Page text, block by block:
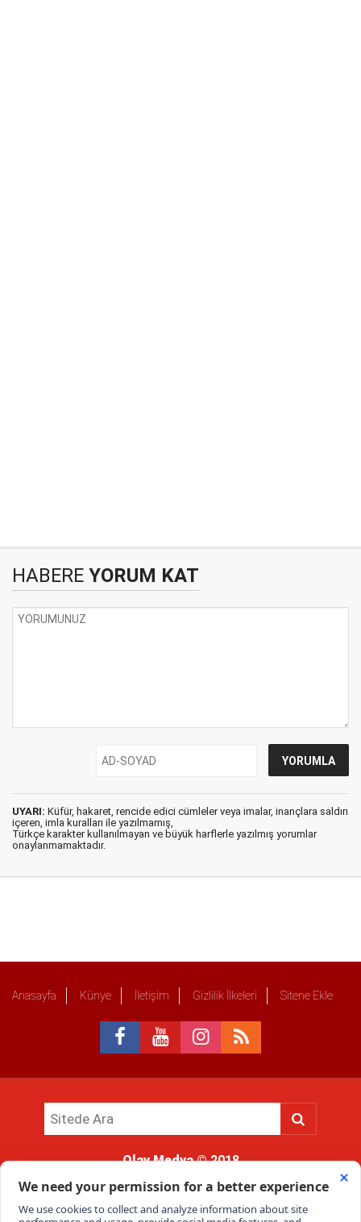
HABERE YORUM KAT
UYARI: Küfür, hakaret, rencide edici cümleler veya imalar, inançlara saldırı
içeren, imla kuralları ile yazılmamış,
Türkçe karakter kullanılmayan ve büyük harflerle yazılmış yorumlar
onaylanmamaktadır.
Anasayfa Künye İletişim Gizlilik İlkeleri Sitene Ekle
Olay Medya© 2018
kullanımı hukuki yaptırıma tabidir.